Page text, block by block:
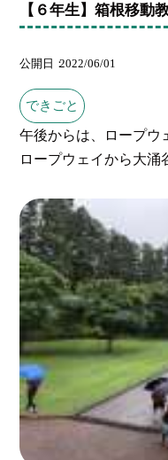
【６年生】箱根移動
公開日 2022/06/01
できごと
午後からは、ロープウ
ロープウェイから大涌